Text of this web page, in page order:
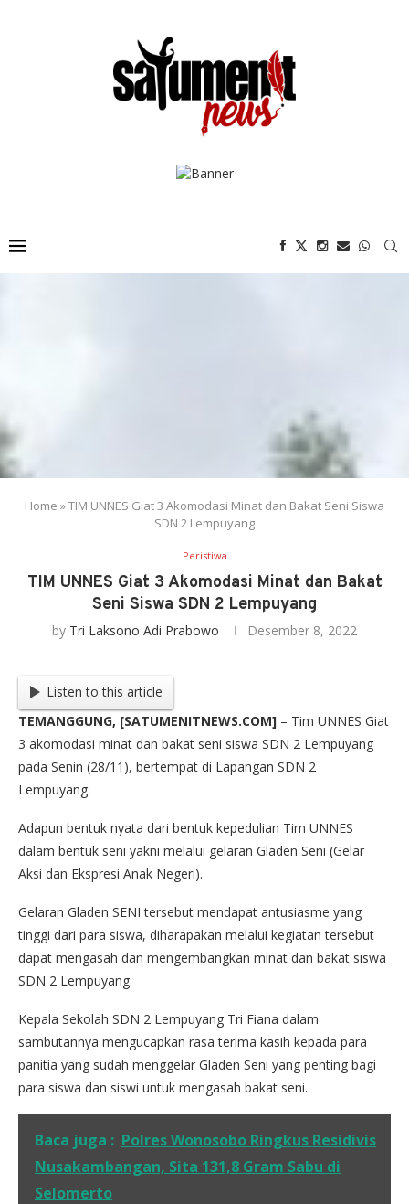
Home »TIM UNNES Giat 3 Akomodasi Minat dan Bakat Seni Siswa
SDN 2 Lempuyang
Peristiwa
TIM UNNES Giat 3 Akomodasi Minat dan Bakat
Seni Siswa SDN 2 Lempuyang
by Tri Laksono Adi Prabowo Desember 8, 2022
Listen to this article
TEMANGGUNG, [SATUMENITNEWS.COM] – Tim UNNES Giat
3 akomodasi minat dan bakat seni siswa SDN 2 Lempuyang
pada Senin (28/11), bertempat di Lapangan SDN 2
Lempuyang.
Adapun bentuk nyata dari bentuk kepedulian Tim UNNES
dalam bentuk seni yakni melalui gelaran Gladen Seni (Gelar
Aksi dan Ekspresi Anak Negeri).
Gelaran Gladen SENI tersebut mendapat antusiasme yang
tinggi dari para siswa, diharapakan melalui kegiatan tersebut
dapat mengasah dan mengembangkan minat dan bakat siswa
SDN 2 Lempuyang.
Kepala Sekolah SDN 2 Lempuyang Tri Fiana dalam
sambutannya mengucapkan rasa terima kasih kepada para
panitia yang sudah menggelar Gladen Seni yang penting bagi
para siswa dan siswi untuk mengasah bakat seni.
Baca juga : Polres Wonosobo Ringkus Residivis
Nusakambangan, Sita 131,8 Gram Sabu di
Selomerto